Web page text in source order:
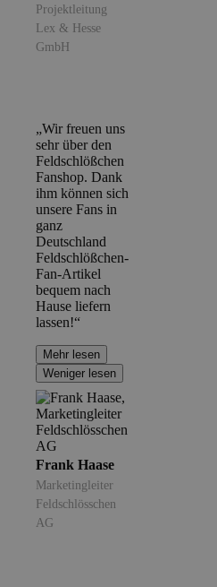
Projektleitung
Lex & Hesse
GmbH
„Wir freuen uns
sehr über den
Feldschlößchen
Fanshop. Dank
ihm können sich
unsere Fans in
ganz
Deutschland
Feldschlößchen-
Fan-Artikel
bequem nach
Hause liefern
lassen!“
Mehr lesen
Weniger lesen
Frank Haase
Marketingleiter
Feldschlösschen
AG